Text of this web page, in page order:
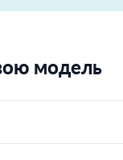
модель